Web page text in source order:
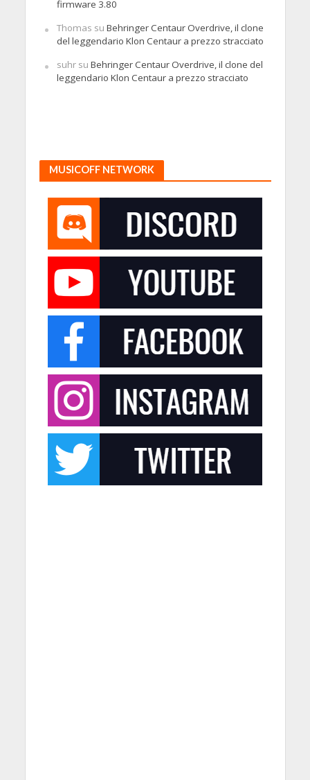
firmware 3.80
Thomas su Behringer Centaur Overdrive, il clone
del leggendario Klon Centaur a prezzo stracciato
suhrsu Behringer Centaur Overdrive, il clone del
leggendario Klon Centaur a prezzo stracciato
MUSICOFF NETWORK